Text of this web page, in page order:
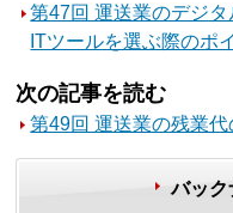
第47回 運送業のデジ
ITツールを選ぶ際のポ
次の記事を読む
第49回 運送業の残業
バック